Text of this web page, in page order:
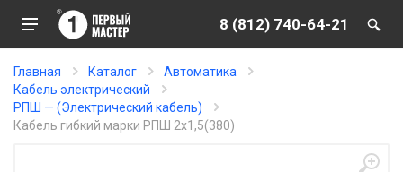
8 (812) 740-64-21
Главная Каталог
Автоматика
Кабель электрический
РПШ — (Электрический кабель)
Кабель гибкий марки РПШ 2х1,5(380)